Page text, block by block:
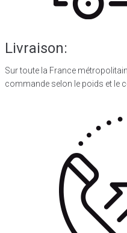
Livraison:
Sur toute la France
commande selon le poids et le